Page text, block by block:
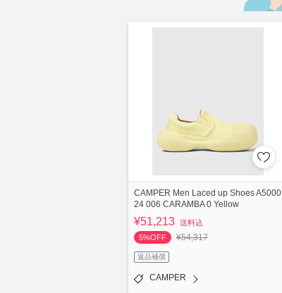
CAMPER Men Laced up Shoes A5000
24 006 CARAMBA 0 Yellow
¥51,213 送料込
5%OFF
¥54,317
返品補償
CAMPER